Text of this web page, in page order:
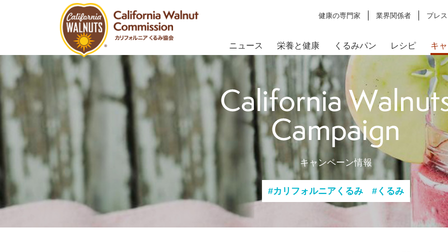
健康の専門家 業界関係者 プレス
ニュース 栄養と健康 くるみパン レシピ キ
キャンペーン情報
#カリフォルニアくるみ #くるみ